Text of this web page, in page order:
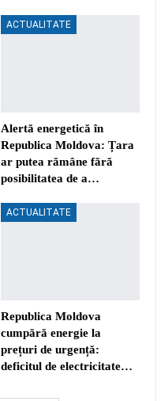
ACTUALITATE
Alertă energetică în
Republica Moldova: Țara
ar putea rămâne fără
posibilitatea de a…
ACTUALITATE
Republica Moldova
cumpără energie la
prețuri de urgență:
deficitul de electricitate…